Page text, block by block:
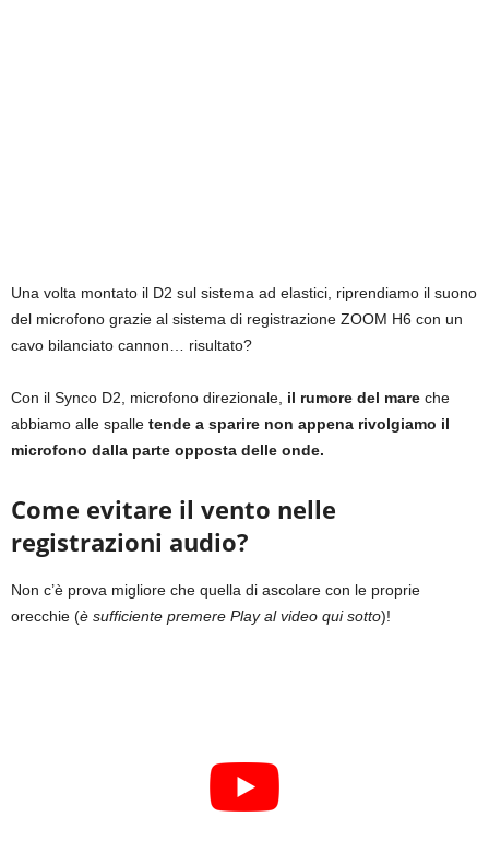
Una volta montato il D2 sul sistema ad elastici, riprendiamo il suono
del microfono grazie al sistema di registrazione ZOOM H6 con un
cavo bilanciato cannon… risultato?
Con il Synco D2, microfono direzionale, il rumore del mare che
abbiamo alle spalle tende a sparire non appena rivolgiamo il
microfono dalla parte opposta delle onde.
Come evitare il vento nelle
registrazioni audio?
Non c’è prova migliore che quella di ascolare con le proprie
orecchie (è sufficiente premere Play al video qui sotto)!